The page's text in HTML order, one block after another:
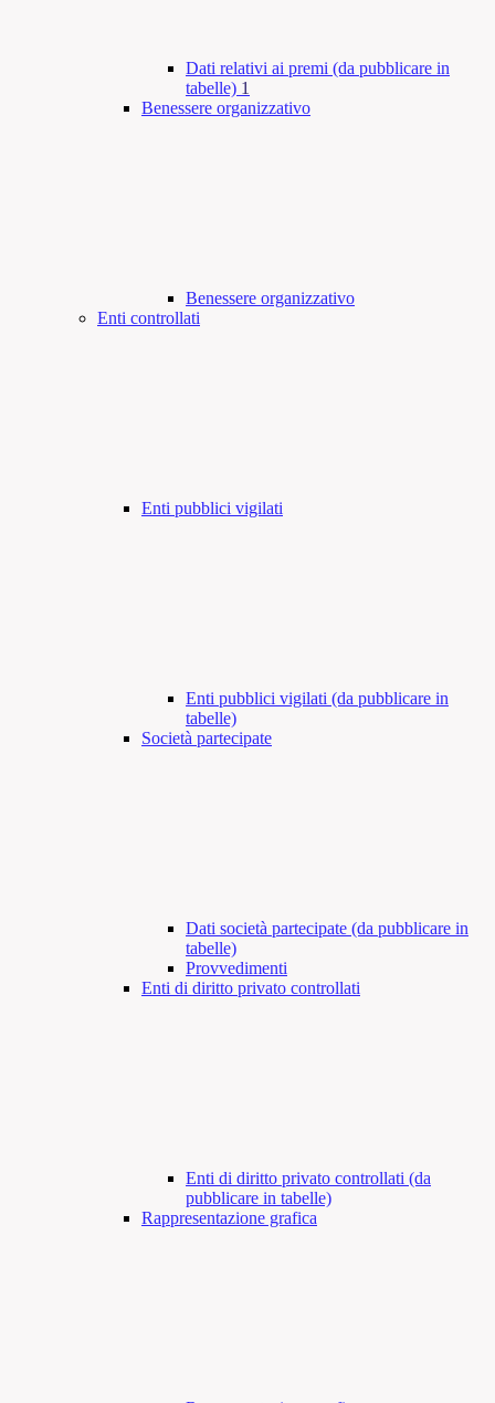
Dati relativi ai premi (da pubblicare in
tabelle) 1
Benessere organizzativo
Benessere organizzativo
Enti controllati
Enti pubblici vigilati
Enti pubblici vigilati (da pubblicare in
tabelle)
Società partecipate
Dati società partecipate (da pubblicare in
tabelle)
Provvedimenti
Enti di diritto privato controllati
Enti di diritto privato controllati (da
pubblicare in tabelle)
Rappresentazione grafica